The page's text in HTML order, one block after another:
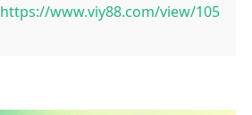
https://www.viy88.com/view/105